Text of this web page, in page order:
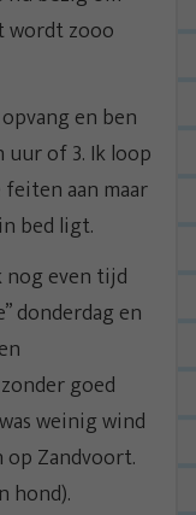
wordt zooo
en ben
of 3. Ik loop
aan maar
bed ligt.
even tijd
donderdag en
goed
weinig wind
op Zandvoort.
hond).